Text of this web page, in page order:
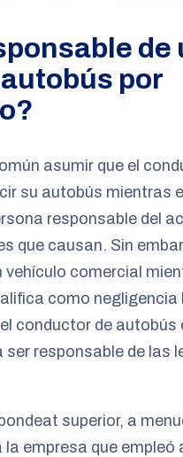
de
por
asumir que el
su autobús mientras
responsable del
que causan. Sin
vehículo comercial
como negligencia
conductor de autobús
ser responsable de las
superior, a
empresa que empleó